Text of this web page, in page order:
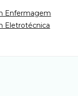
Enfermagem
Eletrotécnica